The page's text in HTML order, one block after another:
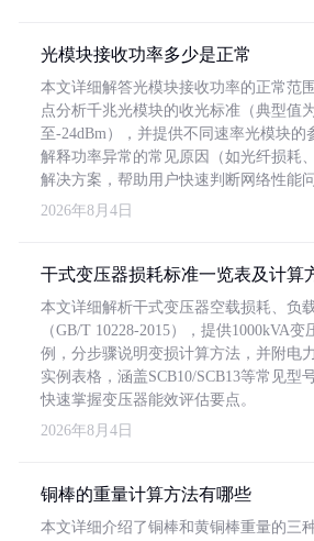
光模块接收功率多少是正常
本文详细解答光模块接收功率的正常范
点分析千兆光模块的收光标准（典型值
至-24dBm），并提供不同速率光模块的
解释功率异常的常见原因（如光纤损耗
解决方案，帮助用户快速判断网络性能问
2026年8月4日
干式变压器损耗标准一览表及计算
本文详细解析干式变压器空载损耗、负
（GB/T 10228-2015），提供1000kVA
例，分步骤说明变损计算方法，并附电
实例表格，涵盖SCB10/SCB13等常见型
快速掌握变压器能效评估要点。
2026年8月4日
铜棒的重量计算方法有哪些
本文详细介绍了铜棒和黄铜棒重量的三